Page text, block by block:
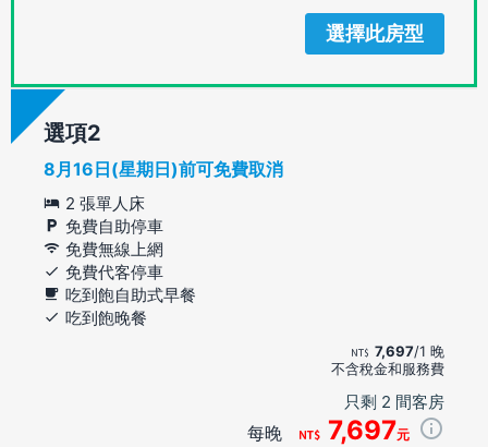
選擇此房型
選項
8月16日(星期日)前可免費取消
2 張單人床
免費自助停車
免費無線上網
免費代客停車
吃到飽自助式早餐
吃到飽晚餐
7,697/1 晚
不含稅金和服務費
只剩 2 間客房
每晚 7,697元